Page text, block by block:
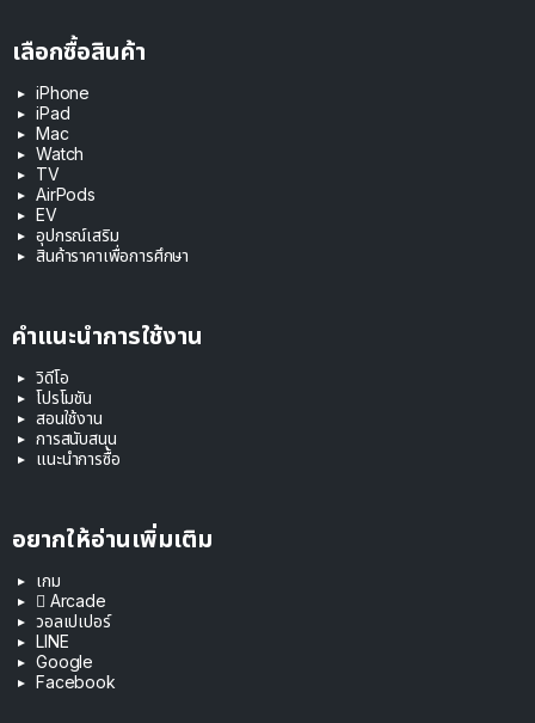
เลือกซื้อสินค้า
iPhone
iPad
Mac
Watch
TV
AirPods
EV
อุปกรณ์เสริม
สินค้าราคาเพื่อการศึกษา
คำแนะนำการใช้งาน
วิดีโอ
โปรโมชัน
สอนใช้งาน
การสนับสนุน
แนะนำการซื้อ
อยากให้อ่านเพิ่มเติม
เกม
 Arcade
วอลเปเปอร์
LINE
Google
Facebook